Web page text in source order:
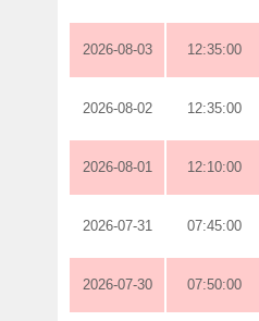
2026-08-03 12:35:00
2026-08-02 12:35:00
2026-08-01 12:10:00
2026-07-31 07:45:00
2026-07-30 07:50:00